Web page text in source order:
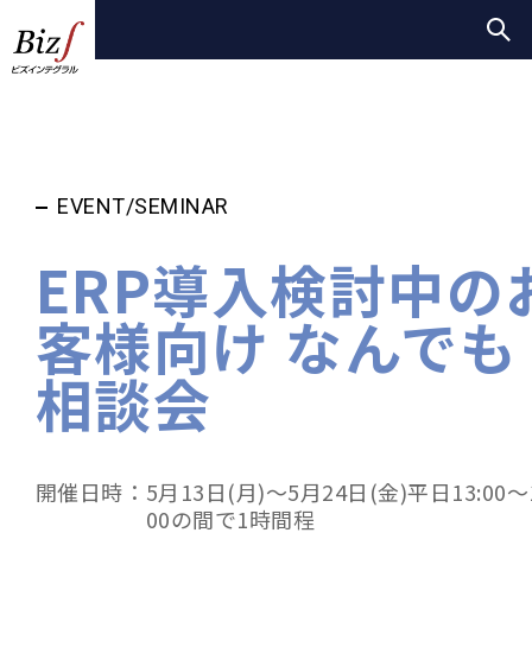
EVENT/SEMINAR
ERP導入検討中の
客様向け なんでも
相談会
開催日時： 5月13日(月)～5月24日(金)平日13:00
00の間で1時間程